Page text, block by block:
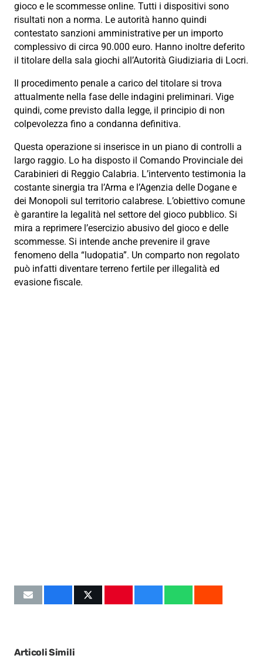
gioco e le scommesse online. Tutti i dispositivi sono
risultati non a norma. Le autorità hanno quindi
contestato sanzioni amministrative per un importo
complessivo di circa 90.000 euro. Hanno inoltre deferito
il titolare della sala giochi all’Autorità Giudiziaria di Locri.
Il procedimento penale a carico del titolare si trova
attualmente nella fase delle indagini preliminari. Vige
quindi, come previsto dalla legge, il principio di non
colpevolezza fino a condanna definitiva.
Questa operazione si inserisce in un piano di controlli a
largo raggio. Lo ha disposto il Comando Provinciale dei
Carabinieri di Reggio Calabria. L’intervento testimonia la
costante sinergia tra l’Arma e l’Agenzia delle Dogane e
dei Monopoli sul territorio calabrese. L’obiettivo comune
è garantire la legalità nel settore del gioco pubblico. Si
mira a reprimere l’esercizio abusivo del gioco e delle
scommesse. Si intende anche prevenire il grave
fenomeno della “ludopatia”. Un comparto non regolato
può infatti diventare terreno fertile per illegalità ed
evasione fiscale.
Articoli Simili